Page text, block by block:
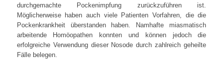
durchgemachte Pockenimpfung zurückzuführen ist.
Möglicherweise haben auch viele Patienten Vorfahren, die die
Pockenkrankheit überstanden haben. Namhafte miasmatisch
arbeitende Homöopathen konnten und können jedoch die
erfolgreiche Verwendung dieser Nosode durch zahlreich geheilte
Fälle belegen.